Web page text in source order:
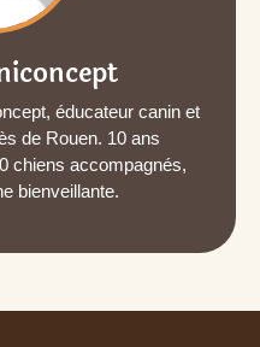
éducateur canin et
de Rouen. 10 ans
chiens accompagnés,
bienveillante.